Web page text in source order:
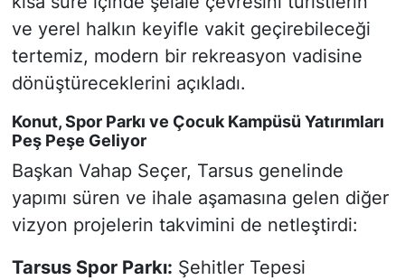
ve yerel halkın keyifle vakit geçirebileceği
tertemiz, modern bir rekreasyon vadisine
dönüştüreceklerini açıkladı.
Konut, Spor Parkı ve Çocuk Kampüsü Yatırımları
Peş Peşe Geliyor
Başkan Vahap Seçer, Tarsus genelinde
yapımı süren ve ihale aşamasına gelen diğer
vizyon projelerin takvimini de netleştirdi:
Tarsus Spor Parkı: Şehitler Tepesi